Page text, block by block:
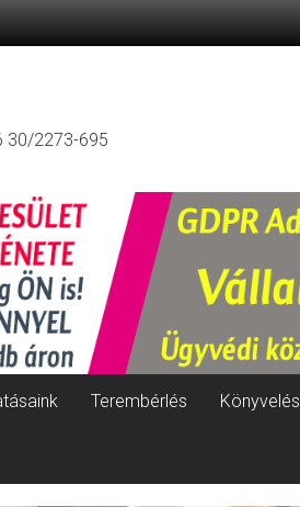
30/2273-695
Terembérlés Könyvelés